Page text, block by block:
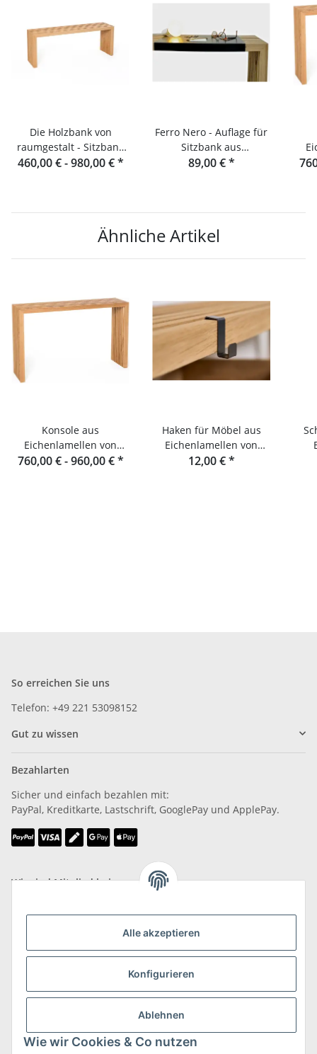
Alle akzeptieren
Konfigurieren
Ablehnen
Wie wir Cookies & Co nutzen
Die Holzbank von
raumgestalt - Sitzbank
aus Eichenlamellen
460,00 € -980,00 €*
Ferro Nero - Auflage für
Sitzbank aus
Eichenlamellen und
89,00 €*
Ähnliche Artikel
Konsole aus
Eichenlamellen von
Raumgestalt aus dem
760,00 € -960,00 €*
Haken für Möbel aus
Eichenlamellen von
Raumgestalt
12,00 €*
So erreichen Sie uns
Telefon: +49 221 53098152
Gut zu wissen
Bezahlarten
Sicher und einfach bezahlen mit:
PayPal, Kreditkarte, Lastschrift, GooglePay und ApplePay.
Wir sind Mitglied bei
mehr zu Versand & Retoure